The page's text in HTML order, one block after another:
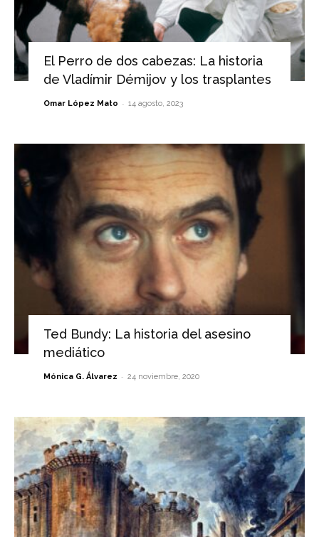
El Perro de dos cabezas: La historia
de Vladímir Démijov y los trasplantes
Omar López Mato - 14 agosto, 2023
Ted Bundy: La historia del asesino
mediático
Mónica G. Álvarez - 24 noviembre, 2020